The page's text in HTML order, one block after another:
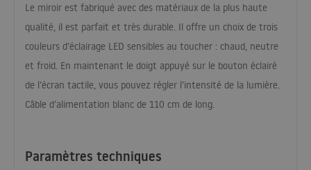
Paramètres techniques
Le miroir est fabriqué avec des matériaux de la plus haute
qualité, il est parfait et très durable. Il offre un choix de trois
couleurs d’éclairage LED sensibles au toucher : chaud, neutre
et froid. En maintenant le doigt appuyé sur le bouton éclairé
de l’écran tactile, vous pouvez régler l’intensité de la lumière.
Câble d’alimentation blanc de 110 cm de long.